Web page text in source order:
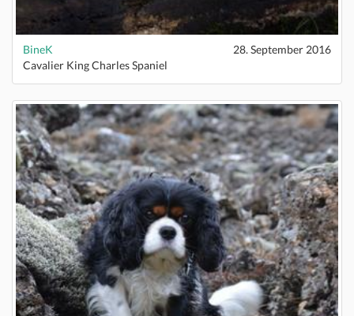
BineK
28. September 2016
Cavalier King Charles Spaniel